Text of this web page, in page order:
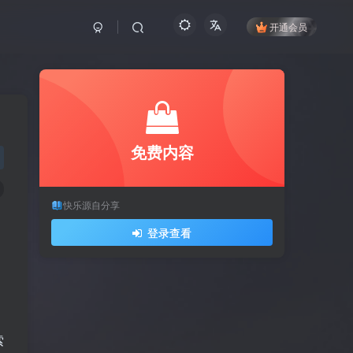
开通会员
免费内容
快乐源自分享
登录查看